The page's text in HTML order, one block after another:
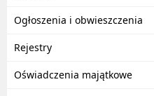
Ogłoszenia i obwieszczenia
Rejestry
Oświadczenia majątkowe